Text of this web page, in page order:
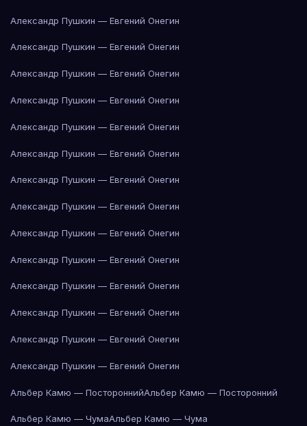
Александр Пушкин — Евгений Онегин
Александр Пушкин — Евгений Онегин
Александр Пушкин — Евгений Онегин
Александр Пушкин — Евгений Онегин
Александр Пушкин — Евгений Онегин
Александр Пушкин — Евгений Онегин
Александр Пушкин — Евгений Онегин
Александр Пушкин — Евгений Онегин
Александр Пушкин — Евгений Онегин
Александр Пушкин — Евгений Онегин
Александр Пушкин — Евгений Онегин
Александр Пушкин — Евгений Онегин
Александр Пушкин — Евгений Онегин
Александр Пушкин — Евгений Онегин
Альбер Камю — ПостороннийАльбер Камю — Посторонний
Альбер Камю — ЧумаАльбер Камю — Чума